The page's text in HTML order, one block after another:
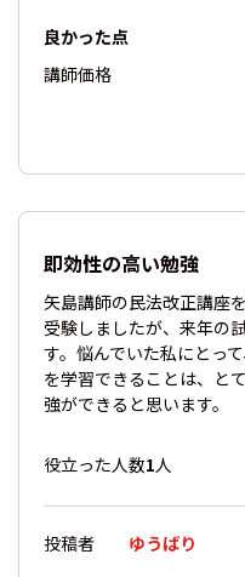
良かった点
講師価格
即効性の高い勉強
矢島講師の民法改正講座
受験しましたが、来年の
す。悩んでいた私にとっ
を学習できることは、と
強ができると思います。
役立った人数1人
投稿者 ゆうばり